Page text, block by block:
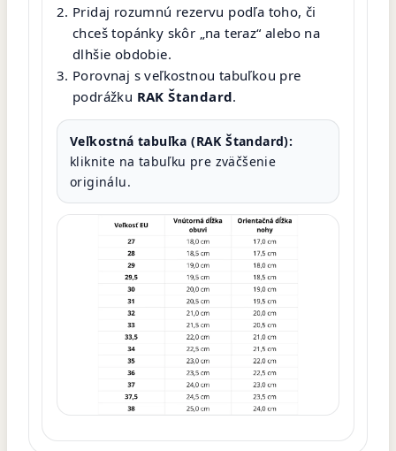
Pridaj rozumnú rezervu podľa toho, či
chceš topánky skôr „na teraz“ alebo na
dlhšie obdobie.
Porovnaj s veľkostnou tabuľkou pre
podrážku RAK Štandard.
Veľkostná tabuľka (RAK Štandard):
kliknite na tabuľku pre zväčšenie
originálu.